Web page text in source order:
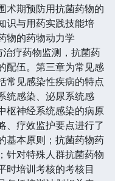
术期预防用抗菌药物的
识与用药实践技能培
物的药物动力学
治疗药物监测，抗菌药
配伍。第三章为常见感
常见感染性疾病的特点
统感染、泌尿系统感
枢神经系统感染的病原
、疗效监护要点进行了
基本原则；抗菌药物药
针对特殊人群抗菌药物
时培训考核的考核目